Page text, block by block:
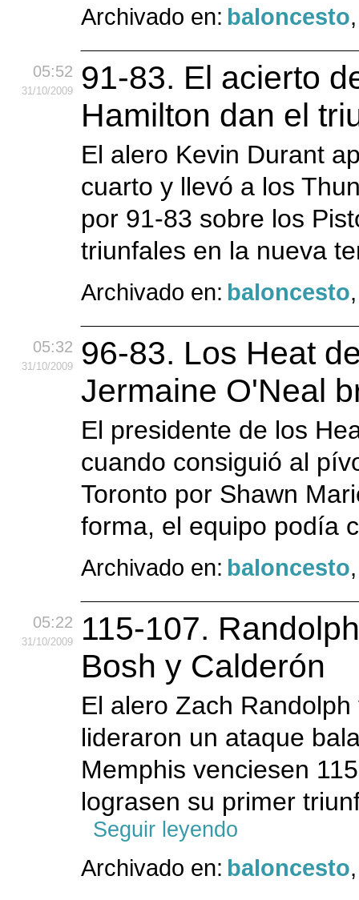
Archivado en: baloncesto
05:52
31/10/2009
91-83. El acierto
Hamilton dan el
El alero Kevin Durant
cuarto y llevó a los
por 91-83 sobre los
triunfales en la nueva
Archivado en: baloncesto
05:32
31/10/2009
96-83. Los Heat
Jermaine O'Neal
El presidente de los
cuando consiguió al
Toronto por Shawn
forma, el equipo podía
Archivado en: baloncesto
05:22
31/10/2009
115-107.
Bosh y Calderón
El alero Zach
lideraron un ataque
Memphis venciesen
lograsen su primer
Seguir leyendo
Archivado en: baloncesto